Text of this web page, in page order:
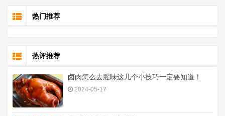
热门推荐
热评推荐
卤肉怎么去腥味这几个小技巧一定要知道！
2024-05-17